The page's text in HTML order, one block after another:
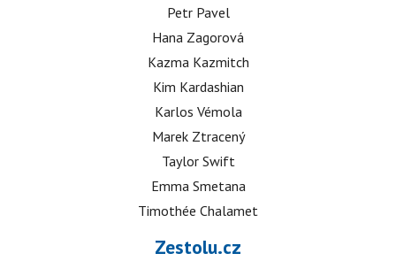
Petr Pavel
Hana Zagorová
Kazma Kazmitch
Kim Kardashian
Karlos Vémola
Marek Ztracený
Taylor Swift
Emma Smetana
Timothée Chalamet
Zestolu.cz